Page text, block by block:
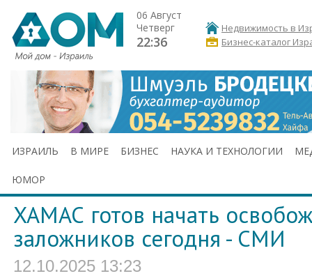
06 Август
Четверг
22:36
Недвижимость в
Бизнес-каталог
ИЗРАИЛЬ В МИРЕ БИЗНЕС НАУКА И ТЕХНОЛОГИИ
ЮМОР
ХАМАС готов начать
заложников сегодня - СМИ
12.10.2025 13:23